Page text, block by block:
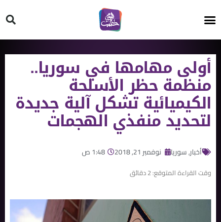
أولى مهامها في سوريا..
منظمة حظر الأسلحة
الكيميائية تشكل آلية جديدة
لتحديد منفذي الهجمات
أخبار,سوريا نوفمبر 21, 2018 1:48 ص
وقت القراءة المتوقع:2دقائق